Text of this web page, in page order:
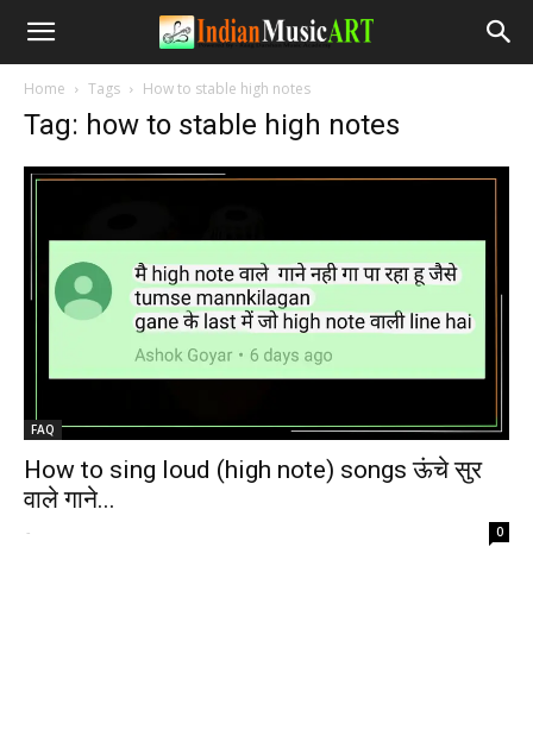
Home Tags How to stable high notes
Tag: how to stable high notes
FAQ
How to sing loud (high note) songs ऊंचे सुर
वाले गाने...
- 0